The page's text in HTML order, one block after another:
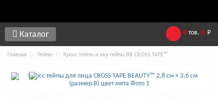
Каталог 0 тов. 0 Р
Главная Тейпы Кросс тейпы и аку тейпы BB CROSS TAPE™